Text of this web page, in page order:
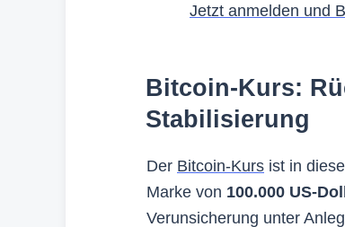
Jetzt anmelden und
Bitcoin-Kurs:
Stabilisierung
Der Bitcoin-Kurs ist in
Marke von 100.000 US-
Verunsicherung unter